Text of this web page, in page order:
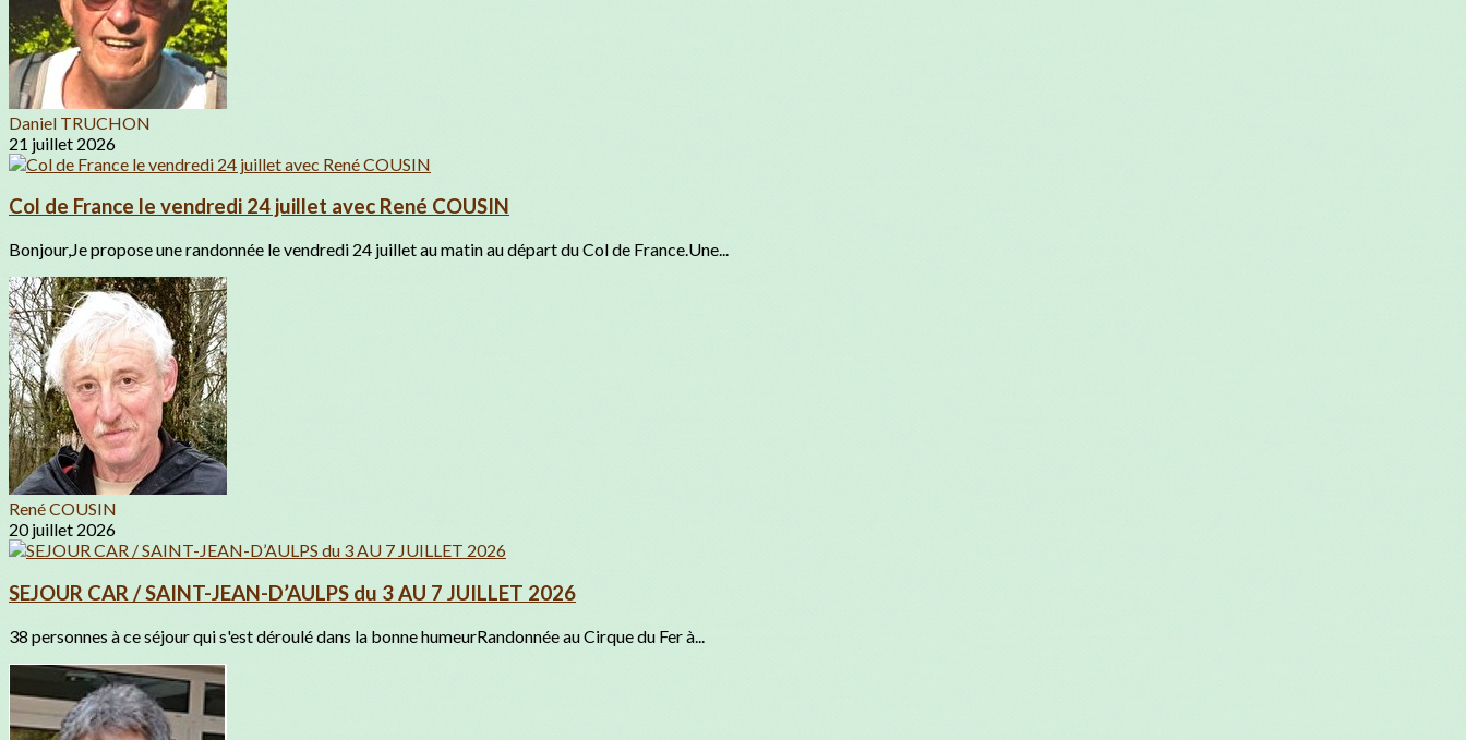
Daniel TRUCHON
21 juillet 2026
Col de France le vendredi 24 juillet avec René COUSIN
Bonjour,Je propose une randonnée le vendredi 24 juillet au matin au départ du Col de France.Une...
René COUSIN
20 juillet 2026
SEJOUR CAR / SAINT-JEAN-D’AULPS du 3 AU 7 JUILLET 2026
38 personnes à ce séjour qui s'est déroulé dans la bonne humeurRandonnée au Cirque du Fer à...